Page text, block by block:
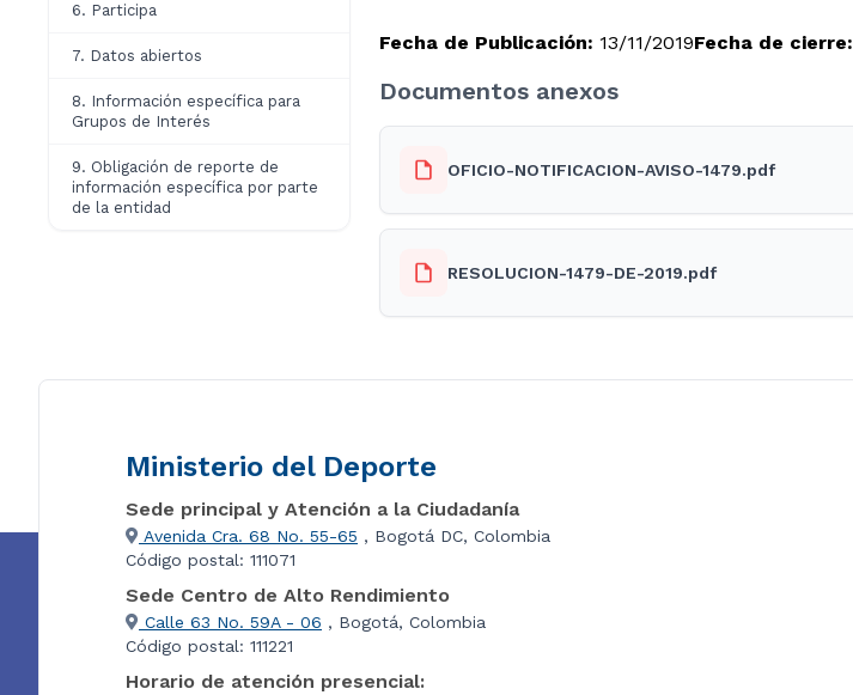
6. Participa
7. Datos abiertos
8. Información específica para
Grupos de Interés
9. Obligación de reporte de
información específica por parte
de la entidad
Fecha de Publicación: 13/11/2019Fecha de cierre:
Documentos anexos
OFICIO-NOTIFICACION-AVISO-1479.pdf
RESOLUCION-1479-DE-2019.pdf
Ministerio del Deporte
Sede principal y Atención a la Ciudadanía
Avenida Cra. 68 No. 55-65 , Bogotá DC, Colombia
Código postal: 111071
Sede Centro de Alto Rendimiento
Calle 63 No. 59A - 06 , Bogotá, Colombia
Código postal: 111221
Horario de atención presencial: